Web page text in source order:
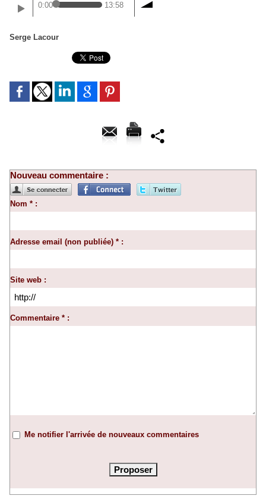
0:00 13:58
Serge Lacour
Nouveau commentaire :
Nom * :
Adresse email (non publiée) * :
Site web :
Commentaire * :
Me notifier l'arrivée de nouveaux commentaires